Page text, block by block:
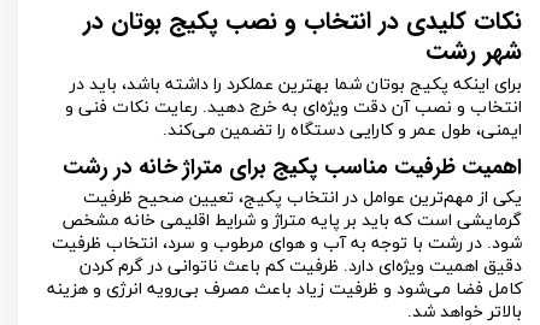
نکات کلیدی در انتخاب و نصب پکیج بوتان در
شهر رشت
برای اینکه پکیج بوتان شما بهترین عملکرد را داشته باشد، باید در
انتخاب و نصب آن دقت ویژه‌ای به خرج دهید. رعایت نکات فنی و
ایمنی، طول عمر و کارایی دستگاه را تضمین می‌کند.
اهمیت ظرفیت مناسب پکیج برای متراژ خانه در رشت
یکی از مهم‌ترین عوامل در انتخاب پکیج، تعیین صحیح ظرفیت
گرمایشی است که باید بر پایه متراژ و شرایط اقلیمی خانه مشخص
شود. در رشت با توجه به آب و هوای مرطوب و سرد، انتخاب ظرفیت
دقیق اهمیت ویژه‌ای دارد. ظرفیت کم باعث ناتوانی در گرم کردن
کامل فضا می‌شود و ظرفیت زیاد باعث مصرف بی‌رویه انرژی و هزینه
بالاتر خواهد شد.